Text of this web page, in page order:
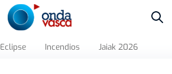
Eclipse Incendios Jaiak 2026